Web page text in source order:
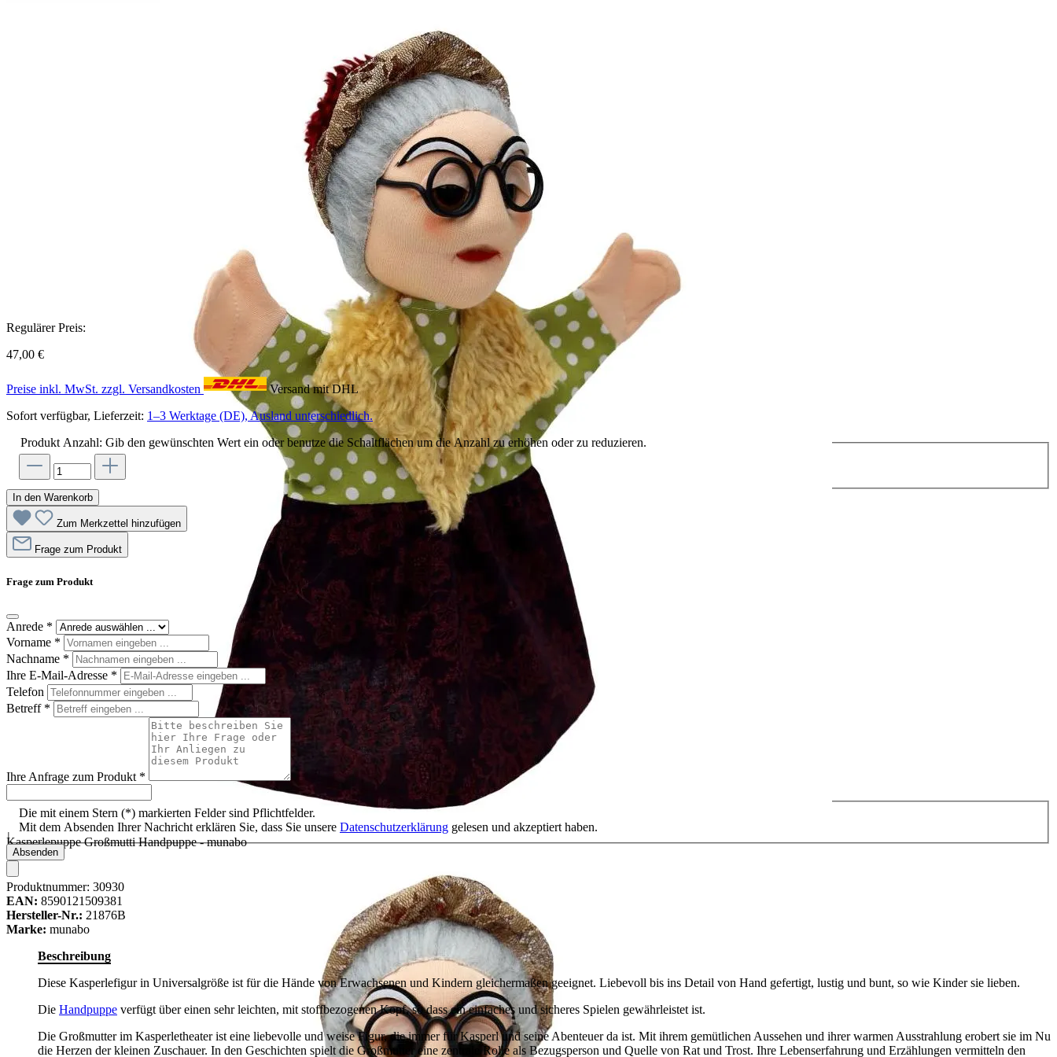
Kasperlepuppe Großmutti Handpuppe - munabo
Regulärer Preis:
47,00 €
Preise inkl. MwSt. zzgl. Versandkosten
Versand mit DHL
Sofort verfügbar, Lieferzeit: 1–3 Werktage (DE), Ausland unterschiedlich.
Produkt Anzahl: Gib den gewünschten Wert ein oder benutze die Schaltflächen um die Anzahl zu erhöhen oder zu reduzieren.
In den Warenkorb
Zum Merkzettel hinzufügen
Frage zum Produkt
Frage zum Produkt
Anrede *
Vorname *
Nachname *
Ihre E-Mail-Adresse *
Telefon
Betreff *
Ihre Anfrage zum Produkt *
Die mit einem Stern (*) markierten Felder sind Pflichtfelder.
Mit dem Absenden Ihrer Nachricht erklären Sie, dass Sie unsere Datenschutzerklärung gelesen und akzeptiert haben.
Absenden
Produktnummer: 30930
EAN: 8590121509381
Hersteller-Nr.: 21876B
Marke: munabo
Beschreibung
Diese Kasperlefigur in Universalgröße ist für die Hände von Erwachsenen und Kindern gleichermaßen geeignet. Liebevoll bis ins Detail von Hand gefertigt, lustig und bunt, so wie Kinder sie lieben.
Die Handpuppe verfügt über einen sehr leichten, mit stoffbezogenen Kopf, so dass ein einfaches und sicheres Spielen gewährleistet ist.
Die Großmutter im Kasperletheater ist eine liebevolle und weise Figur, die immer für Kasperl und seine Abenteuer da ist. Mit ihrem gemütlichen Aussehen und ihrer warmen Ausstrahlung erobert sie im Nu
die Herzen der kleinen Zuschauer. In den Geschichten spielt die Großmutter eine zentrale Rolle als Bezugsperson und Quelle von Rat und Trost. Ihre Lebenserfahrung und Erzählungen vermitteln den